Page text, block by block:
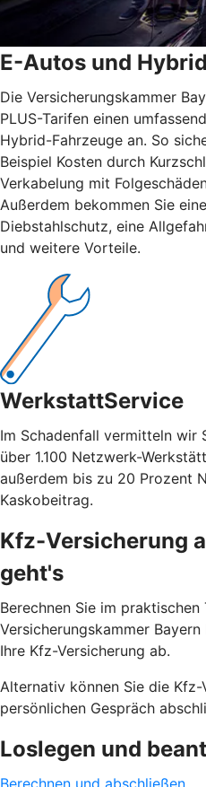
E-Autos und
Die Versicherungskammer
PLUS-Tarifen einen
Hybrid-Fahrzeuge an. So
Beispiel Kosten durch
Verkabelung mit
Außerdem bekommen Sie
Diebstahlschutz, eine
und weitere Vorteile.
WerkstattService
Im Schadenfall vermitteln wir
über 1.100 Netzwerk-
außerdem bis zu 20 Prozent
Kaskobeitrag.
Kfz-Versicherung
geht's
Berechnen Sie im
Versicherungskammer
Ihre Kfz-Versicherung ab.
Alternativ können Sie die Kfz-
persönlichen Gespräch
Loslegen und
Berechnen und abschließen